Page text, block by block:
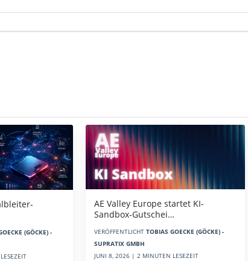
(GÖCKE) -
AE Valley Europe startet KI-
Sandbox-Gutschei…
VERÖFFENTLICHT TOBIAS GOECKE (GÖCKE) -
SUPRATIX GMBH
JUNI 8, 2026 | 2 MINUTEN LESEZEIT